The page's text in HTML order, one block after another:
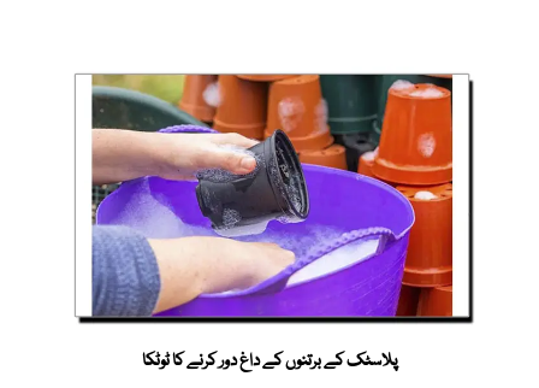
پلاسٹک کے برتنوں کے داغ دور کرنے کا ٹوٹکا